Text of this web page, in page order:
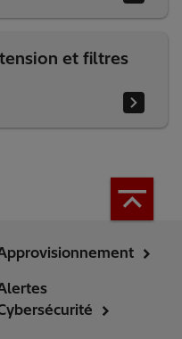
et filtres